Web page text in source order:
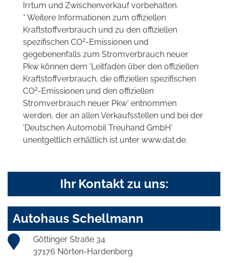
Irrtum und Zwischenverkauf vorbehalten.
* Weitere Informationen zum offiziellen
Kraftstoffverbrauch und zu den offiziellen
spezifischen CO2-Emissionen und
gegebenenfalls zum Stromverbrauch neuer
Pkw können dem 'Leitfaden über den offiziellen
Kraftstoffverbrauch, die offiziellen spezifischen
CO2-Emissionen und den offiziellen
Stromverbrauch neuer Pkw' entnommen
werden, der an allen Verkaufsstellen und bei der
'Deutschen Automobil Treuhand GmbH'
unentgeltlich erhältlich ist unter www.dat.de.
Ihr Kontakt zu uns:
Autohaus Schellmann
Göttinger Straße 34
37176 Nörten-Hardenberg